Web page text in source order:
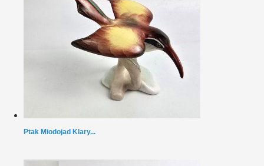
Ptak Miodojad Klary...